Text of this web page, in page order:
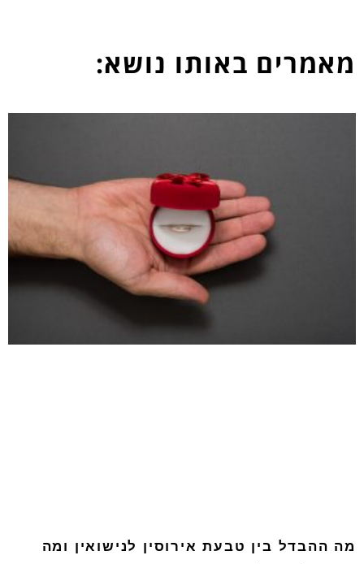
מאמרים באותו נושא:
מה ההבדל בין טבעת אירוסין לנישואין ומה